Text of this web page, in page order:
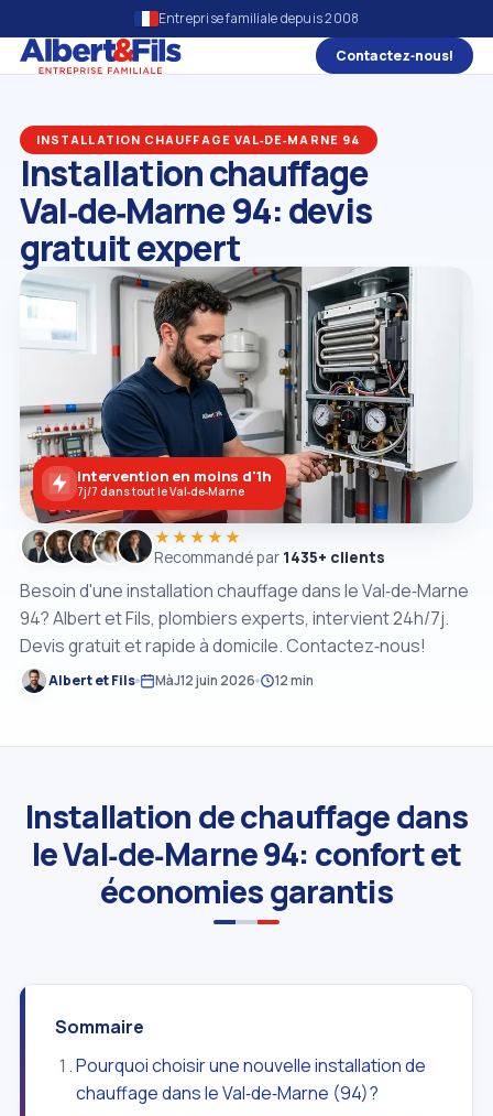
Entreprise familiale depuis 2008
Contactez‑nous!
INSTALLATION CHAUFFAGE VAL‑DE‑MARNE 94
Installation chauffage
Val‑de‑Marne 94: devis
gratuit expert
Besoin d'une installation chauffage dans le Val‑de‑Marne
94? Albert et Fils, plombiers experts, intervient 24h/7j.
Devis gratuit et rapide à domicile. Contactez‑nous!
Albert et Fils MàJ12 juin 2026 12 min
★★★★★
Recommandé par 1435+ clients
Intervention en moins d'1h
7j/7 dans tout le Val‑de‑Marne
Installation de chauffage dans
le Val‑de‑Marne 94: confort et
économies garantis
Sommaire
Pourquoi choisir une nouvelle installation de
chauffage dans le Val‑de‑Marne (94)?